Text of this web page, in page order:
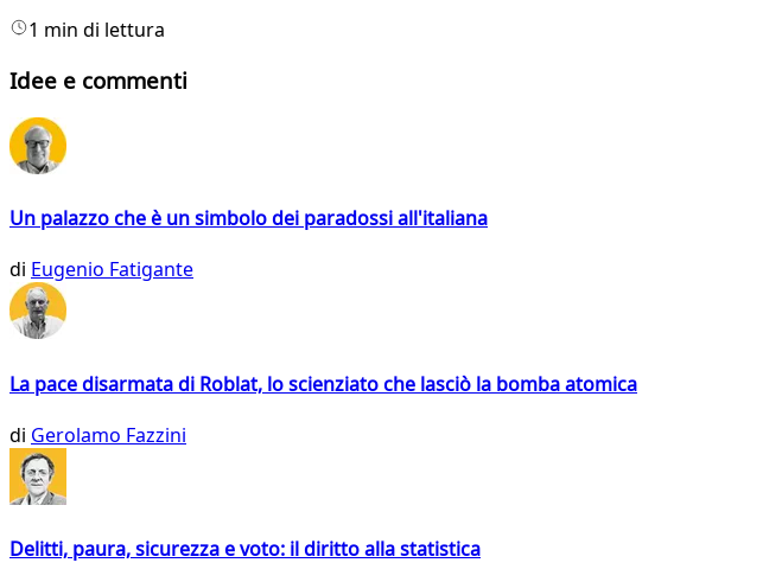
1 min di lettura
Idee e commenti
Un palazzo che è un simbolo dei paradossi all'italiana
di Eugenio Fatigante
La pace disarmata di Roblat, lo scienziato che lasciò la bomba atomica
di Gerolamo Fazzini
Delitti, paura, sicurezza e voto: il diritto alla statistica